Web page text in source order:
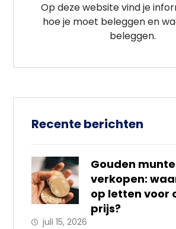
Op deze website vind je
hoe je moet beleggen en
beleggen.
Recente berichten
Gouden
verkopen:
op letten voor
prijs?
juli 15, 2026